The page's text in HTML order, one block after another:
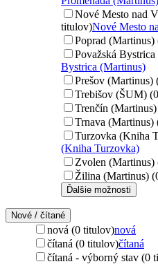
Nové Mesto nad
titulov)Nové Mesto
Poprad
Považská
Bystrica (Martinus)
Prešov (Martinus)
Trebišov (ŠUM)
Trenčín
Trnava (Martinus)
Turzovka (Kniha
(Kniha Turzovka)
Zvolen
Žilina (Martinus)
Ďalšie možnosti
Nové / čítané
nová (0 titulov)nová
čítaná (0 titulov)čítaná
čítaná - výborný stav (0